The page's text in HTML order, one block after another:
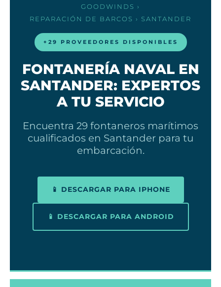
GOODWINDS ›
REPARACIÓN DE BARCOS › SANTANDER
+29 PROVEEDORES DISPONIBLES
FONTANERÍA NAVAL EN
SANTANDER: EXPERTOS
A TU SERVICIO
Encuentra 29 fontaneros marítimos
cualificados en Santander para tu
embarcación.
📱 DESCARGAR PARA IPHONE
📱 DESCARGAR PARA ANDROID